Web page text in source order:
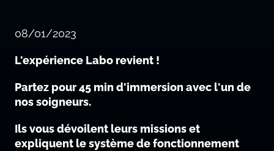
08/01/2023
L'expérience Labo revient !
Partez pour 45 min d'immersion avec l'un de
nos soigneurs.
Ils vous dévoilent leurs missions et
expliquent le système de fonctionnement